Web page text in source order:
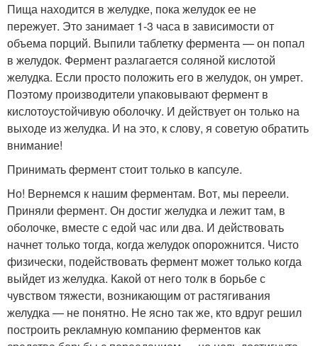
Пища находится в желудке, пока желудок ее не
пережует. Это занимает 1-3 часа в зависимости от
объема порций. Выпили таблетку фермента — он попал
в желудок. Фермент разлагается соляной кислотой
желудка. Если просто положить его в желудок, он умрет.
Поэтому производители упаковывают фермент в
кислотоустойчивую оболочку. И действует он только на
выходе из желудка. И на это, к слову, я советую обратить
внимание!
Принимать фермент стоит только в капсуле.
Но! Вернемся к нашим ферментам. Вот, мы переели.
Приняли фермент. Он достиг желудка и лежит там, в
оболочке, вместе с едой час или два. И действовать
начнет только тогда, когда желудок опорожнится. Чисто
физически, подействовать фермент может только когда
выйдет из желудка. Какой от него толк в борьбе с
чувством тяжести, возникающим от растягивания
желудка — не понятно. Не ясно так же, кто вдруг решил
построить рекламную компанию ферментов как